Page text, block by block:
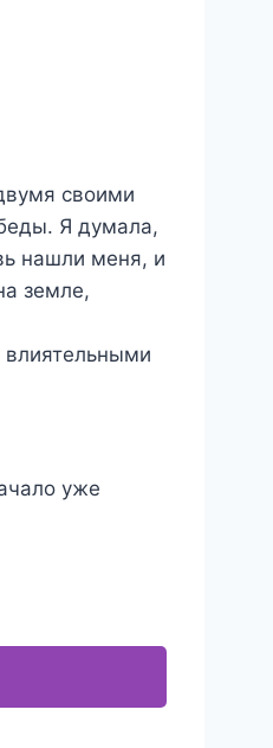
своими
Я думала,
нашли меня, и
земле,
уже